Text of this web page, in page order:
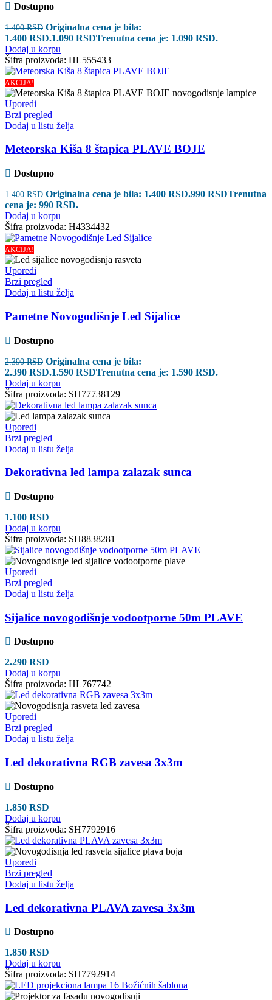
Dostupno
1.400RSD Originalna cena je bila:
1.400 RSD.1.090 RSDTrenutna cena je: 1.090 RSD.
Dodaj u korpu
Šifra proizvoda: HL555433
AKCIJA!
Uporedi
Brzi pregled
Dodaj u listu želja
Meteorska Kiša 8 štapica PLAVE BOJE
Dostupno
1.400RSD Originalna cena je bila: 1.400 RSD.990 RSDTrenutna
cena je: 990 RSD.
Dodaj u korpu
Šifra proizvoda: H4334432
AKCIJA!
Uporedi
Brzi pregled
Dodaj u listu želja
Pametne Novogodišnje Led Sijalice
Dostupno
2.390RSD Originalna cena je bila:
2.390 RSD.1.590 RSDTrenutna cena je: 1.590 RSD.
Dodaj u korpu
Šifra proizvoda: SH77738129
Uporedi
Brzi pregled
Dodaj u listu želja
Dekorativna led lampa zalazak sunca
Dostupno
1.100 RSD
Dodaj u korpu
Šifra proizvoda: SH8838281
Uporedi
Brzi pregled
Dodaj u listu želja
Sijalice novogodišnje vodootporne 50m PLAVE
Dostupno
2.290 RSD
Dodaj u korpu
Šifra proizvoda: HL767742
Uporedi
Brzi pregled
Dodaj u listu želja
Led dekorativna RGB zavesa 3x3m
Dostupno
1.850 RSD
Dodaj u korpu
Šifra proizvoda: SH7792916
Uporedi
Brzi pregled
Dodaj u listu želja
Led dekorativna PLAVA zavesa 3x3m
Dostupno
1.850 RSD
Dodaj u korpu
Šifra proizvoda: SH7792914